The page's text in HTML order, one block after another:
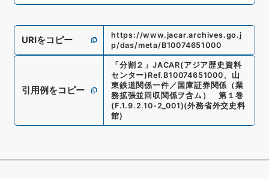
URIをコピー
https://www.jacar.archives.go.j
p/das/meta/B10074651000
引用例をコピー
「 分割２ 」 JACAR(アジア歴史資料
センター) Ref. B10074651000、 山
東鉄道関係一件／国庫証券関係（業
務拡張並回収関係ヲ含ム） 第１巻
(F.1.9.2.10-2_001)(外務省外交史料
館)